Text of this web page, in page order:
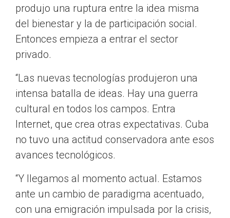
produjo una ruptura entre la idea misma
del bienestar y la de participación social.
Entonces empieza a entrar el sector
privado.
“Las nuevas tecnologías produjeron una
intensa batalla de ideas. Hay una guerra
cultural en todos los campos. Entra
Internet, que crea otras expectativas. Cuba
no tuvo una actitud conservadora ante esos
avances tecnológicos.
“Y llegamos al momento actual. Estamos
ante un cambio de paradigma acentuado,
con una emigración impulsada por la crisis,